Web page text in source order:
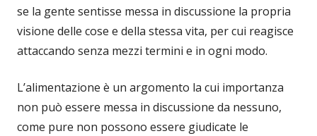
se la gente sentisse messa in discussione la propria
visione delle cose e della stessa vita, per cui reagisce
attaccando senza mezzi termini e in ogni modo.
L’alimentazione è un argomento la cui importanza
non può essere messa in discussione da nessuno,
come pure non possono essere giudicate le